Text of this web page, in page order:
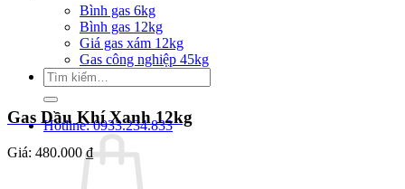
Bình gas 6kg
Bình gas 12kg
Giá gas xám 12kg
Gas công nghiệp 45kg
Tìm
kiếm:
Hotline: 0933.234.833
Gas Dầu Khí Xanh 12kg
Giá: 480.000 ₫